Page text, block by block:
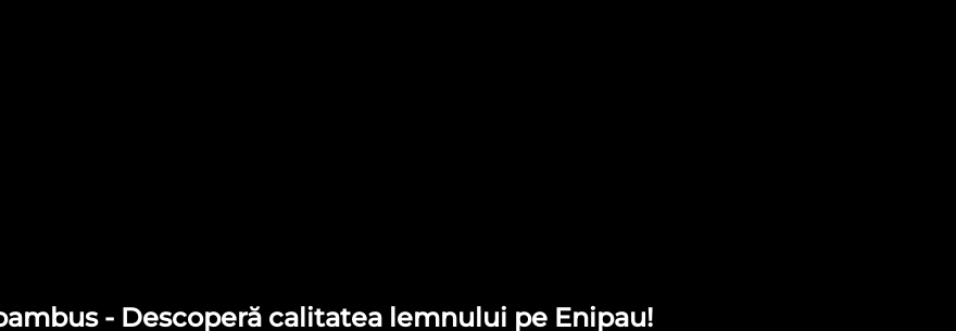
- Descoperă calitatea lemnului pe Enipau!